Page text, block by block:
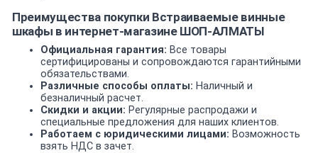
Преимущества покупки Встраиваемые винные
шкафы в интернет-магазине ШОП-АЛМАТЫ
Официальная гарантия: Все товары
сертифицированы и сопровождаются гарантийными
обязательствами.
Различные способы оплаты: Наличный и
безналичный расчет.
Скидки и акции: Регулярные распродажи и
специальные предложения для наших клиентов.
Работаем с юридическими лицами: Возможность
взять НДС в зачет.